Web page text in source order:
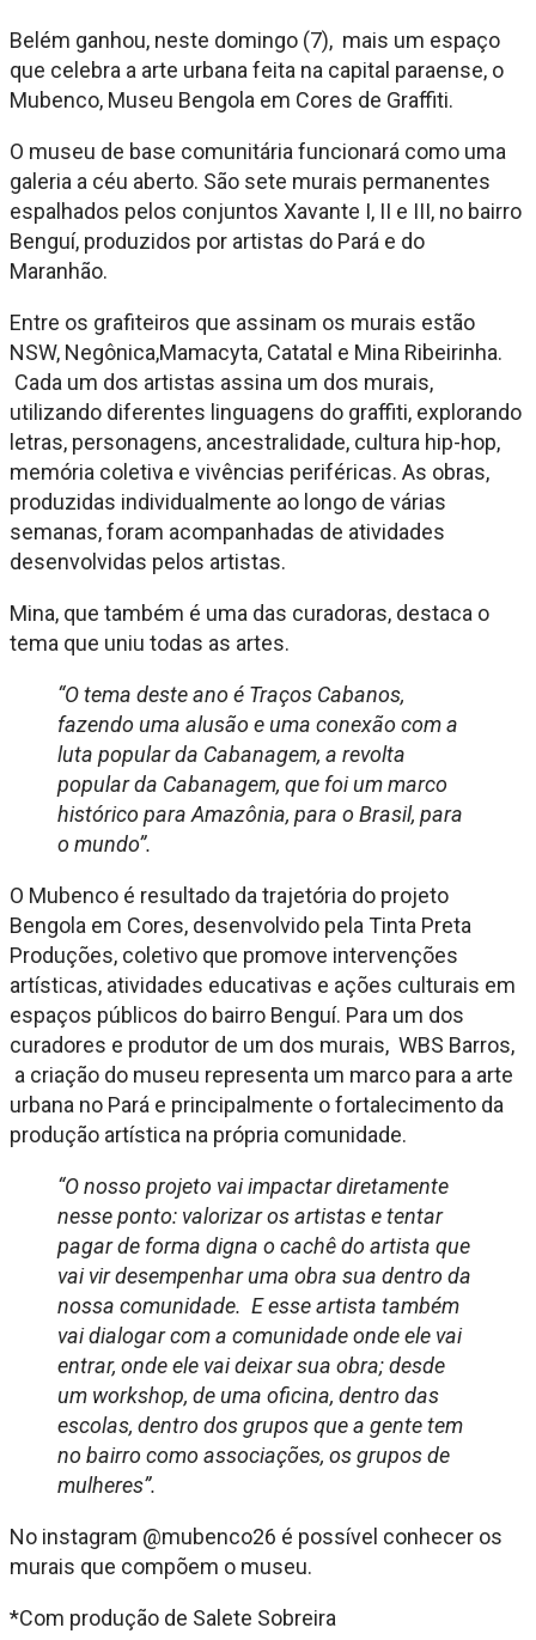
Belém ganhou, neste domingo (7), mais um espaço
que celebra a arte urbana feita na capital paraense, o
Mubenco, Museu Bengola em Cores de Graffiti.
O museu de base comunitária funcionará como uma
galeria a céu aberto. São sete murais permanentes
espalhados pelos conjuntos Xavante I, II e III, no bairro
Benguí, produzidos por artistas do Pará e do
Maranhão.
Entre os grafiteiros que assinam os murais estão
NSW, Negônica,Mamacyta, Catatal e Mina Ribeirinha.
Cada um dos artistas assina um dos murais,
utilizando diferentes linguagens do graffiti, explorando
letras, personagens, ancestralidade, cultura hip-hop,
memória coletiva e vivências periféricas. As obras,
produzidas individualmente ao longo de várias
semanas, foram acompanhadas de atividades
desenvolvidas pelos artistas.
Mina, que também é uma das curadoras, destaca o
tema que uniu todas as artes.
“O tema deste ano é Traços Cabanos,
fazendo uma alusão e uma conexão com a
luta popular da Cabanagem, a revolta
popular da Cabanagem, que foi um marco
histórico para Amazônia, para o Brasil, para
o mundo”.
O Mubenco é resultado da trajetória do projeto
Bengola em Cores, desenvolvido pela Tinta Preta
Produções, coletivo que promove intervenções
artísticas, atividades educativas e ações culturais em
espaços públicos do bairro Benguí. Para um dos
curadores e produtor de um dos murais, WBS Barros,
a criação do museu representa um marco para a arte
urbana no Pará e principalmente o fortalecimento da
produção artística na própria comunidade.
“O nosso projeto vai impactar diretamente
nesse ponto: valorizar os artistas e tentar
pagar de forma digna o cachê do artista que
vai vir desempenhar uma obra sua dentro da
nossa comunidade. E esse artista também
vai dialogar com a comunidade onde ele vai
entrar, onde ele vai deixar sua obra; desde
um workshop, de uma oficina, dentro das
escolas, dentro dos grupos que a gente tem
no bairro como associações, os grupos de
mulheres”.
No instagram @mubenco26 é possível conhecer os
murais que compõem o museu.
*Com produção de Salete Sobreira